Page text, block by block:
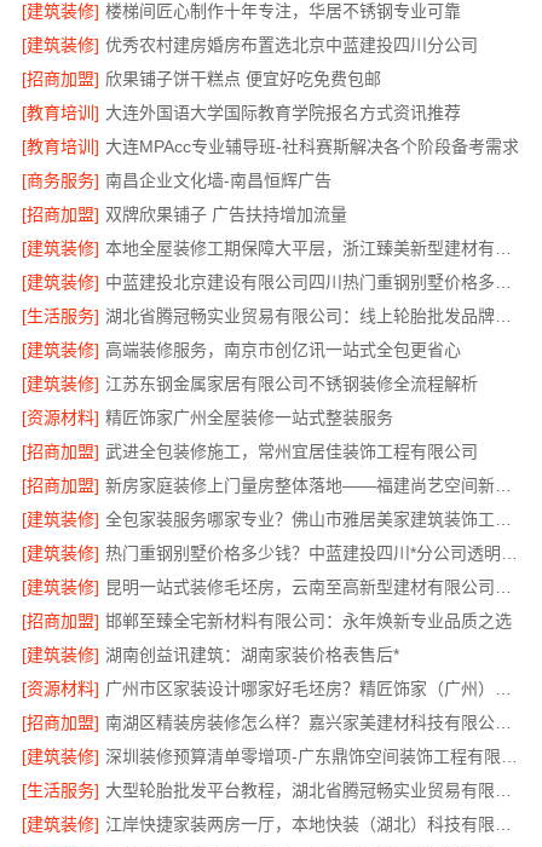
[建筑装修] 楼梯间匠心制作十年专注，华居不锈钢专业可靠
[建筑装修] 优秀农村建房婚房布置选北京中蓝建投四川分公司
[招商加盟] 欣果铺子饼干糕点 便宜好吃免费包邮
[教育培训] 大连外国语大学国际教育学院报名方式资讯推荐
[教育培训] 大连MPAcc专业辅导班-社科赛斯解决各个阶段备考需求
[商务服务] 南昌企业文化墙-南昌恒辉广告
[招商加盟] 双牌欣果铺子 广告扶持增加流量
[建筑装修]
[建筑装修]
[生活服务]
湖北省腾冠畅实业贸易有限公司：线上轮胎批发品牌哪里买
[建筑装修] 高端装修服务，南京市创亿讯一站式全包更省心
[建筑装修] 江苏东钢金属家居有限公司不锈钢装修全流程解析
[资源材料] 精匠饰家广州全屋装修一站式整装服务
[招商加盟] 武进全包装修施工，常州宜居佳装饰工程有限公司
[招商加盟]
新房家庭装修上门量房整体落地——福建尚艺空间新材料科技有限公司
[建筑装修]
[建筑装修]
[建筑装修]
[招商加盟] 邯郸至臻全宅新材料有限公司：永年焕新专业品质之选
[建筑装修] 湖南创益讯建筑：湖南家装价格表售后*
[资源材料]
[招商加盟]
南湖区精装房装修怎么样？嘉兴家美建材科技有限公司专业解答
[建筑装修]
[生活服务]
[建筑装修]